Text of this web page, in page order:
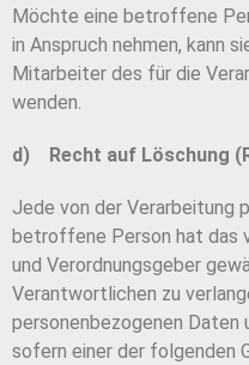
Möchte eine betroffene
in Anspruch nehmen, kann
Mitarbeiter des für die
wenden.
d) Recht auf Löschung
Jede von der Verarbeitung
betroffene Person hat das
und Verordnungsgeber
Verantwortlichen zu
personenbezogenen Daten
sofern einer der folgenden